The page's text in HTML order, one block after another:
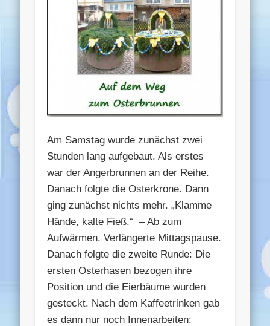
Am Samstag wurde zunächst zwei
Stunden lang aufgebaut. Als erstes
war der Angerbrunnen an der Reihe.
Danach folgte die Osterkrone. Dann
ging zunächst nichts mehr. „Klamme
Hände, kalte Fieß.“ – Ab zum
Aufwärmen. Verlängerte Mittagspause.
Danach folgte die zweite Runde: Die
ersten Osterhasen bezogen ihre
Position und die Eierbäume wurden
gesteckt. Nach dem Kaffeetrinken gab
es dann nur noch Innenarbeiten: